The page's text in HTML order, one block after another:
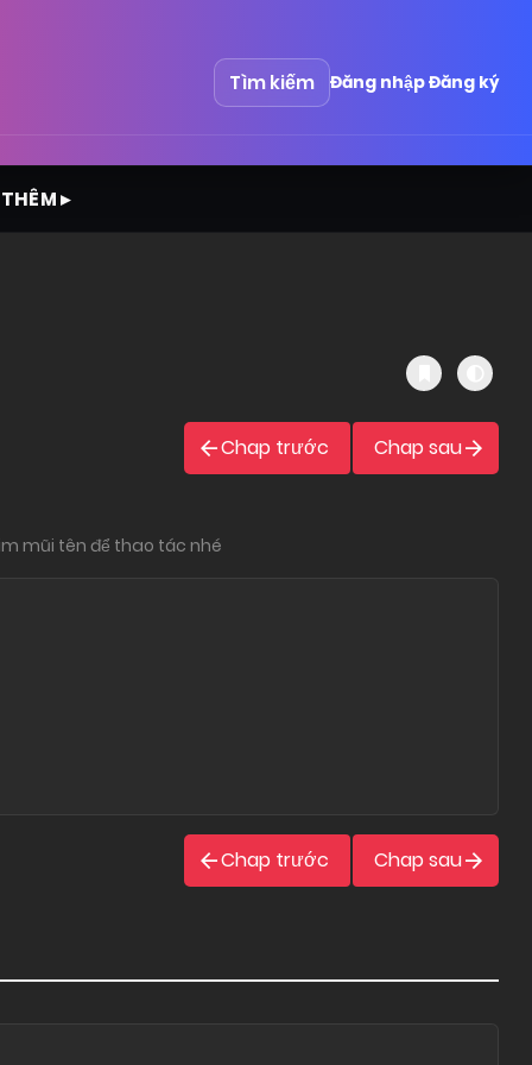
Tìm kiếm Đăng nhậpĐăng ký
▸
Chap trước Chap sau
mũi tên để thao tác nhé
Chap trước Chap sau